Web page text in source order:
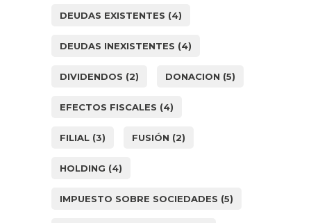
DEUDAS EXISTENTES (4)
DEUDAS INEXISTENTES (4)
DIVIDENDOS (2) DONACION (5)
EFECTOS FISCALES (4)
FILIAL (3) FUSIÓN (2)
HOLDING (4)
IMPUESTO SOBRE SOCIEDADES (5)